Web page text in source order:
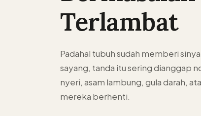
Terlambat
Padahal tubuh sudah memberi
sayang, tanda itu sering dianggap
nyeri, asam lambung, gula darah,
mereka berhenti.